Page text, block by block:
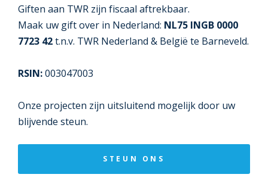
Giften aan TWR zijn fiscaal aftrekbaar.
Maak uw gift over in Nederland: NL75 INGB 0000
7723 42t.n.v. TWR Nederland & België te Barneveld.
RSIN:003047003
Onze projecten zijn uitsluitend mogelijk door uw
blijvende steun.
STEUN ONS